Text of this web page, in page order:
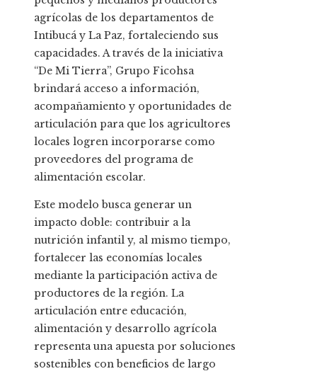
agrícolas de los departamentos de
Intibucá y La Paz, fortaleciendo sus
capacidades. A través de la iniciativa
“De Mi Tierra”, Grupo Ficohsa
brindará acceso a información,
acompañamiento y oportunidades de
articulación para que los agricultores
locales logren incorporarse como
proveedores del programa de
alimentación escolar.
Este modelo busca generar un
impacto doble: contribuir a la
nutrición infantil y, al mismo tiempo,
fortalecer las economías locales
mediante la participación activa de
productores de la región. La
articulación entre educación,
alimentación y desarrollo agrícola
representa una apuesta por soluciones
sostenibles con beneficios de largo